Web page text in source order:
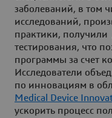
заболеваний, в том
исследований,
практики, получили
тестирования, что
программы за счет
Исследователи
по инновациям в
Medical Device
ускорить процесс